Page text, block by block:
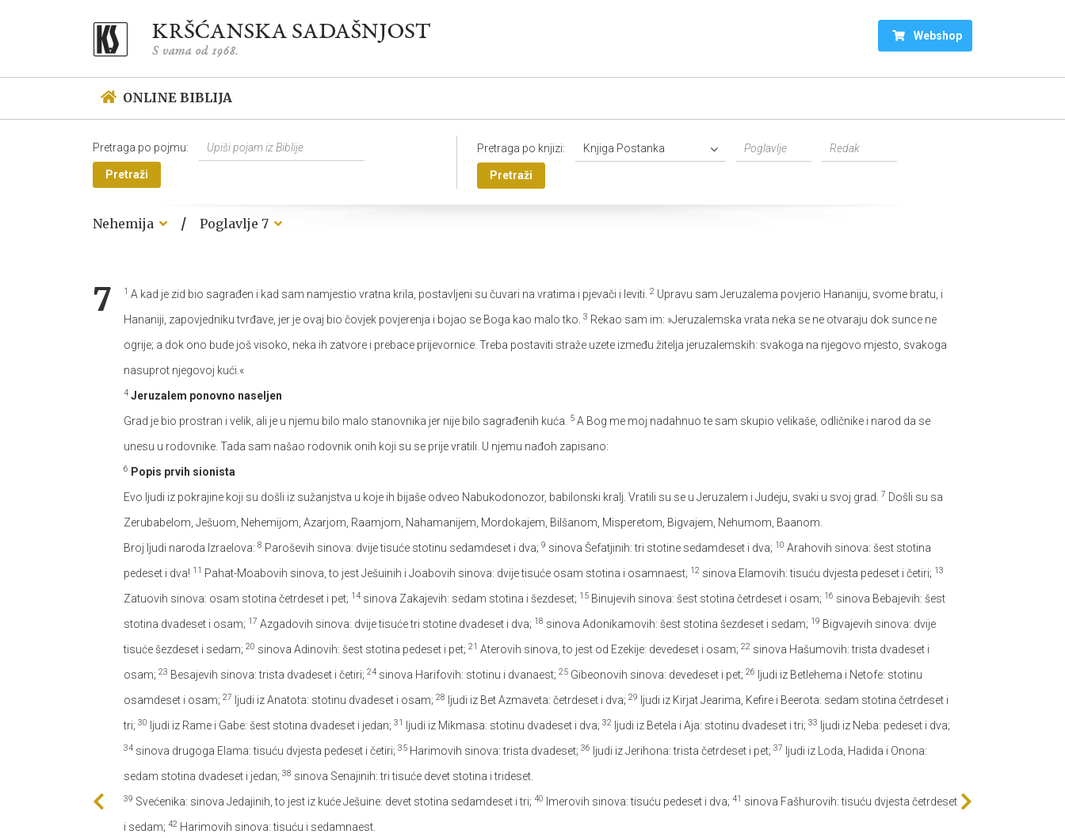
Webshop
ONLINE BIBLIJA
Pretraga po pojmu:
Pretraži
Pretraga po knjizi: Knjiga Postanka
Pretraži
Nehemija / Poglavlje 7
7 1 A kad je zid bio sagrađen i kad sam namjestio vratna krila, postavljeni su čuvari na vratima i pjevači i leviti. 2 Upravu sam Jeruzalema povjerio Hananiju, svome bratu, i
Hananiji, zapovjedniku tvrđave, jer je ovaj bio čovjek povjerenja i bojao se Boga kao malo tko. 3 Rekao sam im: »Jeruzalemska vrata neka se ne otvaraju dok sunce ne
ogrije; a dok ono bude još visoko, neka ih zatvore i prebace prijevornice. Treba postaviti straže uzete između žitelja jeruzalemskih: svakoga na njegovo mjesto, svakoga
nasuprot njegovoj kući.«
4 Jeruzalem ponovno naseljen
Grad je bio prostran i velik, ali je u njemu bilo malo stanovnika jer nije bilo sagrađenih kuća.
5 A Bog me moj nadahnuo te sam skupio velikaše, odličnike i narod da se
unesu u rodovnike. Tada sam našao rodovnik onih koji su se prije vratili. U njemu nađoh zapisano:
6 Popis prvih sionista
Evo ljudi iz pokrajine koji su došli iz sužanjstva u koje ih bijaše odveo Nabukodonozor, babilonski kralj. Vratili su se u Jeruzalem i Judeju, svaki u svoj grad. 7 Došli su sa
Zerubabelom, Ješuom, Nehemijom, Azarjom, Raamjom, Nahamanijem, Mordokajem, Bilšanom, Misperetom, Bigvajem, Nehumom, Baanom.
Broj ljudi naroda Izraelova: 8 Paroševih sinova: dvije tisuće stotinu sedamdeset i dva; 9 sinova Šefatjinih: tri stotine sedamdeset i dva; 10 Arahovih sinova: šest stotina
pedeset i dva! 11 Pahat-Moabovih sinova, to jest Ješuinih i Joabovih sinova: dvije tisuće osam stotina i osamnaest; 12 sinova Elamovih: tisuću dvjesta pedeset i četiri; 13
Zatuovih sinova: osam stotina četrdeset i pet; 14 sinova Zakajevih: sedam stotina i šezdeset; 15 Binujevih sinova: šest stotina četrdeset i osam; 16 sinova Bebajevih: šest
stotina dvadeset i osam; 17 Azgadovih sinova: dvije tisuće tri stotine dvadeset i dva; 18 sinova Adonikamovih: šest stotina šezdeset i sedam; 19 Bigvajevih sinova: dvije
tisuće šezdeset i sedam; 20 sinova Adinovih: šest stotina pedeset i pet; 21 Aterovih sinova, to jest od Ezekije: devedeset i osam; 22 sinova Hašumovih: trista dvadeset i
osam; 23 Besajevih sinova: trista dvadeset i četiri; 24 sinova Harifovih: stotinu i dvanaest; 25 Gibeonovih sinova: devedeset i pet; 26
ljudi iz Betlehema i Netofe: stotinu
osamdeset i osam; 27 ljudi iz Anatota: stotinu dvadeset i osam; 28 ljudi iz Bet Azmaveta: četrdeset i dva; 29
ljudi iz Kirjat Jearima, Kefire i Beerota: sedam stotina četrdeset i
tri; 30 ljudi iz Rame i Gabe: šest stotina dvadeset i jedan; 31 ljudi iz Mikmasa: stotinu dvadeset i dva; 32 ljudi iz Betela i Aja: stotinu dvadeset i tri; 33 ljudi iz Neba: pedeset i dva;
34 sinova drugoga Elama: tisuću dvjesta pedeset i četiri; 35 Harimovih sinova: trista dvadeset; 36 ljudi iz Jerihona: trista četrdeset i pet; 37
ljudi iz Loda, Hadida i Onona:
sedam stotina dvadeset i jedan; 38 sinova Senajinih: tri tisuće devet stotina i trideset.
39 Svećenika: sinova Jedajinih, to jest iz kuće Ješuine: devet stotina sedamdeset i tri; 40 Imerovih sinova: tisuću pedeset i dva; 41 sinova Fašhurovih: tisuću dvjesta četrdeset
i sedam; 42 Harimovih sinova: tisuću i sedamnaest.